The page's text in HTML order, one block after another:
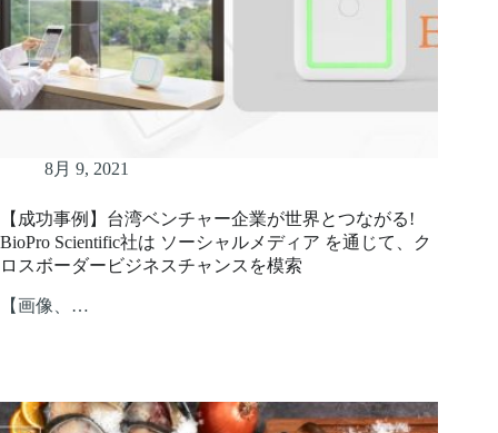
8月 9, 2021
【成功事例】台湾ベンチャー企業が世界とつながる!
BioPro Scientific社は ソーシャルメディア を通じて、ク
ロスボーダービジネスチャンスを模索
【画像、…